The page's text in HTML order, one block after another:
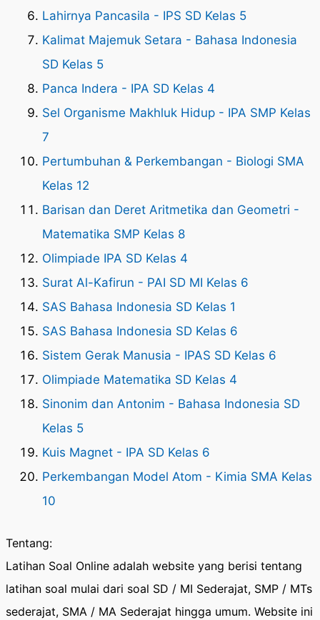
Lahirnya Pancasila - IPS SD Kelas 5
Kalimat Majemuk Setara - Bahasa Indonesia
SD Kelas 5
Panca Indera - IPA SD Kelas 4
Sel Organisme Makhluk Hidup - IPA SMP Kelas
7
Pertumbuhan & Perkembangan - Biologi SMA
Kelas 12
Barisan dan Deret Aritmetika dan Geometri -
Matematika SMP Kelas 8
Olimpiade IPA SD Kelas 4
Surat Al-Kafirun - PAI SD MI Kelas 6
SAS Bahasa Indonesia SD Kelas 1
SAS Bahasa Indonesia SD Kelas 6
Sistem Gerak Manusia - IPAS SD Kelas 6
Olimpiade Matematika SD Kelas 4
Sinonim dan Antonim - Bahasa Indonesia SD
Kelas 5
Kuis Magnet - IPA SD Kelas 6
Perkembangan Model Atom - Kimia SMA Kelas
10
Tentang:
Latihan Soal Online adalah website yang berisi tentang
latihan soal mulai dari soal SD / MI Sederajat, SMP / MTs
sederajat, SMA / MA Sederajat hingga umum. Website ini